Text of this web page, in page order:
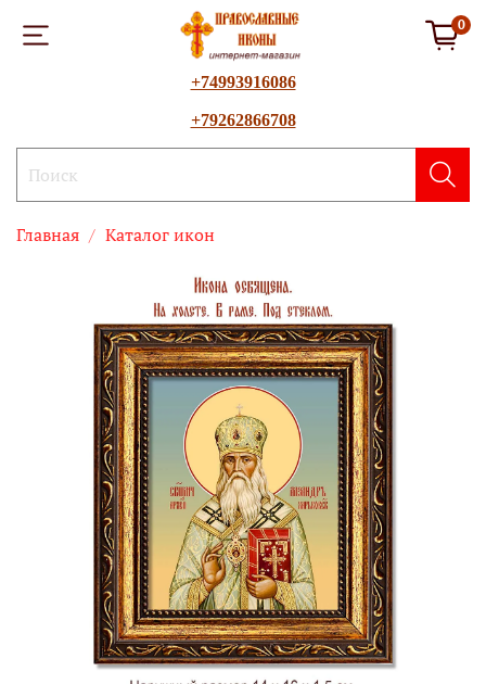
0
+74993916086
+79262866708
Главная Каталог икон